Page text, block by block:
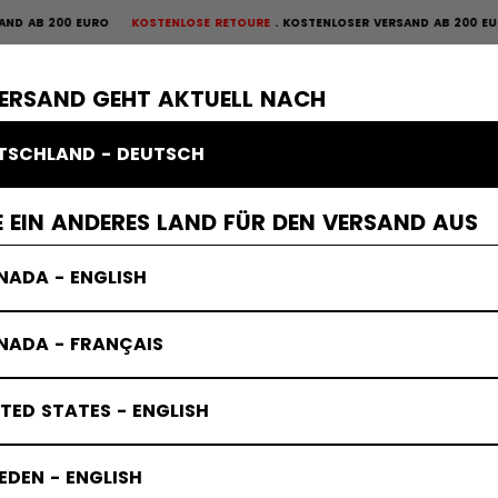
GEHT AKTUELL NACH
- DEUTSCH
EIN ANDERES LAND FÜR DEN VERSAND AUS
- ENGLISH
- FRANÇAIS
STATES - ENGLISH
- ENGLISH
200 EURO KOSTENLOSE RETOURE KOSTENLOSER VERSAND AB 200 EURO
SCHUTZAUSRÜSTUNG TORWART BEKLEIDUNG